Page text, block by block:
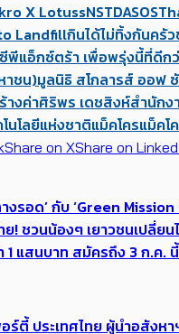
X LotussNSTDASOS
Landfillกินได้ไม่ทิ้งกันครั
ซีพีแอ็กซ์ตร้า เพื่อพรุ่งนี้ที่ดีก
าชน)มูลนิธิ สโกลารส์ ออฟ
างค่าศิริพร เดชสิงห์สำนัก
นโลยีแห่งชาติแม็คโครแม็คโ
Share on XShare on
างรอด’ กับ ‘Green
ย! ชวนน้องๆ เยาวชนเปลี่ยน
1 แสนบาท สมัครถึง 3 ก.ค. นี้
ร์ตี้ ประเทศไทย ผู้นำอสังห